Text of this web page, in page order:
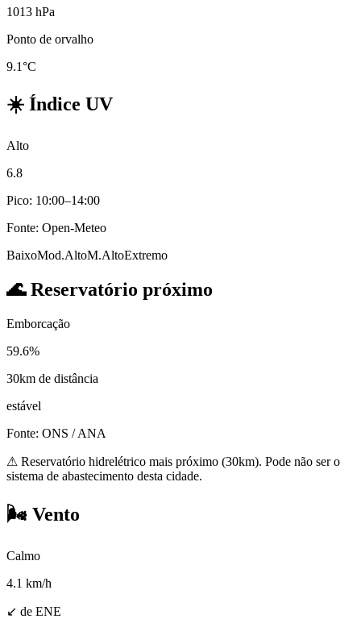
1013 hPa
Ponto de orvalho
9.1°C
☀️ Índice UV
Alto
6.8
Pico: 10:00–14:00
Fonte: Open-Meteo
BaixoMod.AltoM.AltoExtremo
🌊Reservatório próximo
Emborcação
59.6%
30km de distância
estável
Fonte: ONS / ANA
⚠ Reservatório hidrelétrico mais próximo (30km). Pode não ser o
sistema de abastecimento desta cidade.
🌬️ Vento
Calmo
4.1 km/h
↙ de ENE